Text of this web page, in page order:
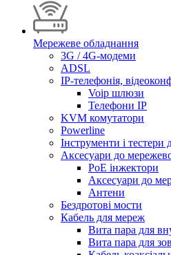
Мережеве обладнання
3G / 4G-модеми
ADSL
IP-телефонія,
Voip шлюзи
Телефони IP
KVM комутатори
Powerline
Інструменти і тестери
Аксесуари до
PoE інжектори
Аксесуари до
Антени
Бездротові мости
Кабель для мереж
Вита пара для
Вита пара для